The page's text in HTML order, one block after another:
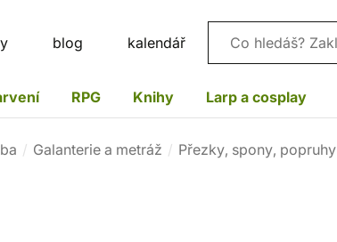
blog kalendář Vyhledávání
RPG Knihy Larp a cosplay
Galanterie a metráž Přezky, spony, popruhy